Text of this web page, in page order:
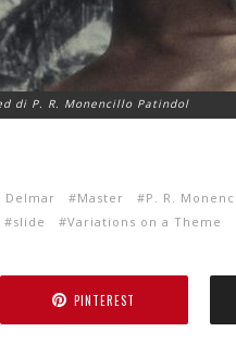
di P. R. Monencillo Patindol
Delmar Master
P. R.
slide Variations on a Theme
PINTEREST